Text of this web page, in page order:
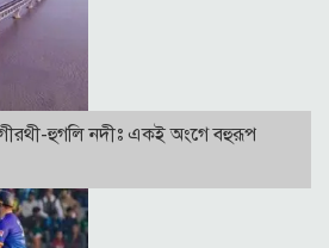
হুগলি নদীঃ একই অংগে বহুরূপ